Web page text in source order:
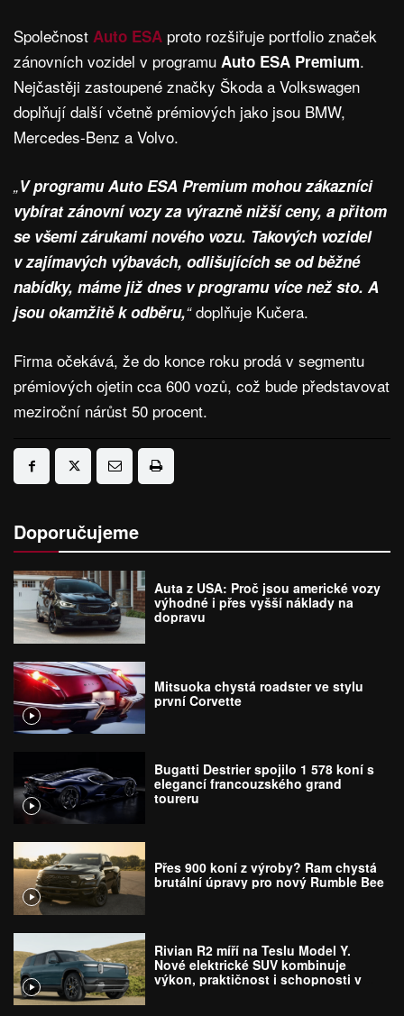
Společnost Auto ESA proto rozšiřuje portfolio značek
zánovních vozidel v programu Auto ESA Premium.
Nejčastěji zastoupené značky Škoda a Volkswagen
doplňují další včetně prémiových jako jsou BMW,
Mercedes-Benz a Volvo.
„V programu Auto ESA Premium mohou zákazníci
vybírat zánovní vozy za výrazně nižší ceny, a přitom
se všemi zárukami nového vozu. Takových vozidel
v zajímavých výbavách, odlišujících se od běžné
nabídky, máme již dnes v programu více než sto. A
jsou okamžitě k odběru,“doplňuje Kučera.
Firma očekává, že do konce roku prodá v segmentu
prémiových ojetin cca 600 vozů, což bude představovat
meziroční nárůst 50 procent.
Doporučujeme
Auta z USA: Proč jsou americké vozy
výhodné i přes vyšší náklady na
dopravu
Mitsuoka chystá roadster ve stylu
první Corvette
Bugatti Destrier spojilo 1 578 koní s
elegancí francouzského grand
toureru
Přes 900 koní z výroby? Ram chystá
brutální úpravy pro nový Rumble Bee
Rivian R2 míří na Teslu Model Y.
Nové elektrické SUV kombinuje
výkon, praktičnost i schopnosti v